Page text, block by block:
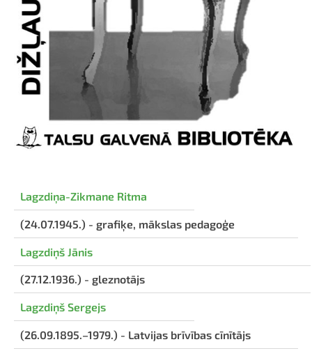
Lagzdiņa-Zikmane Ritma
(24.07.1945.) - grafiķe, mākslas pedagoģe
Lagzdiņš Jānis
(27.12.1936.) - gleznotājs
Lagzdiņš Sergejs
(26.09.1895.–1979.) - Latvijas brīvības cīnītājs